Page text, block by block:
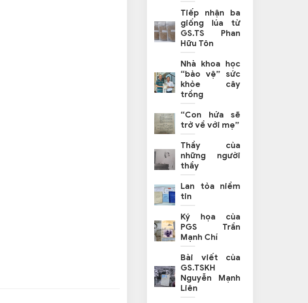
Tiếp nhận ba
giống lúa từ
GS.TS Phan
Hữu Tôn
Nhà khoa học
“bảo vệ” sức
khỏe cây
trồng
“Con hứa sẽ
trở về với mẹ”
Thầy của
những người
thầy
Lan tỏa niềm
tin
Ký họa của
PGS Trần
Mạnh Chí
Bài viết của
GS.TSKH
Nguyễn Mạnh
Liên